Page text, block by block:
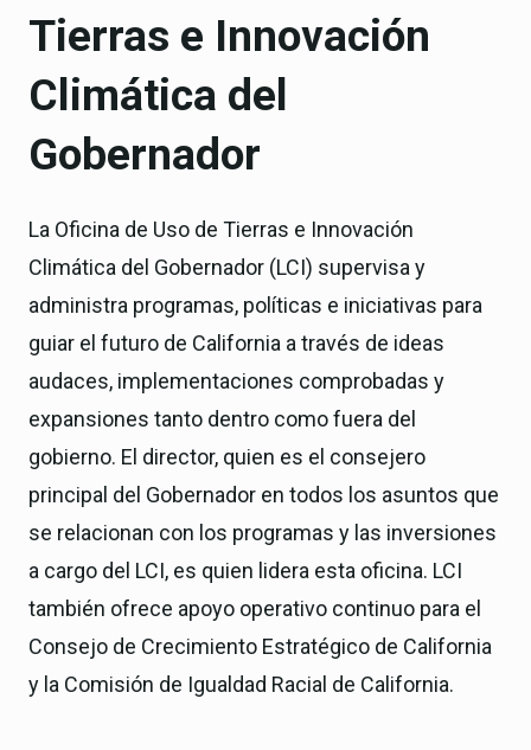
Tierras e Innovación
Climática del
Gobernador
La Oficina de Uso de Tierras e Innovación
Climática del Gobernador (LCI) supervisa y
administra programas, políticas e iniciativas para
guiar el futuro de California a través de ideas
audaces, implementaciones comprobadas y
expansiones tanto dentro como fuera del
gobierno. El director, quien es el consejero
principal del Gobernador en todos los asuntos que
se relacionan con los programas y las inversiones
a cargo del LCI, es quien lidera esta oficina. LCI
también ofrece apoyo operativo continuo para el
Consejo de Crecimiento Estratégico de California
y la Comisión de Igualdad Racial de California.